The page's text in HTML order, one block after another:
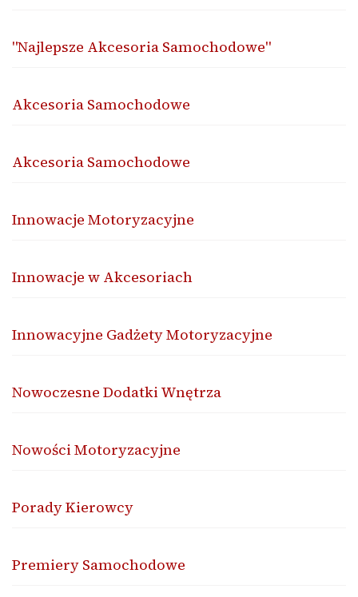
"Najlepsze Akcesoria Samochodowe"
Akcesoria Samochodowe
Akcesoria Samochodowe
Innowacje Motoryzacyjne
Innowacje w Akcesoriach
Innowacyjne Gadżety Motoryzacyjne
Nowoczesne Dodatki Wnętrza
Nowości Motoryzacyjne
Porady Kierowcy
Premiery Samochodowe